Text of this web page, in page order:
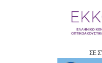
ΣΕ